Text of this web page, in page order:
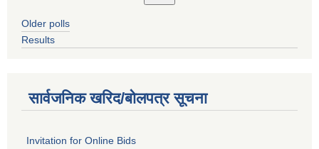
Older polls
Results
सार्वजनिक खरिद/बोलपत्र सूचना
Invitation for Online Bids